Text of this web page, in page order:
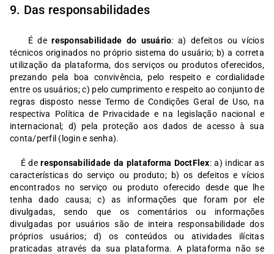
9. Das responsabilidades
É deresponsabilidade do usuário: a) defeitos ou vícios
técnicos originados no próprio sistema do usuário; b) a correta
utilização da plataforma, dos serviços ou produtos oferecidos,
prezando pela boa convivência, pelo respeito e cordialidade
entre os usuários; c) pelo cumprimento e respeito ao conjunto de
regras disposto nesse Termo de Condições Geral de Uso, na
respectiva Política de Privacidade e na legislação nacional e
internacional; d) pela proteção aos dados de acesso à sua
conta/perfil (login e senha).
É deresponsabilidade da plataforma DoctFlex: a) indicar as
características do serviço ou produto; b) os defeitos e vícios
encontrados no serviço ou produto oferecido desde que lhe
tenha dado causa; c) as informações que foram por ele
divulgadas, sendo que os comentários ou informações
divulgadas por usuários são de inteira responsabilidade dos
próprios usuários; d) os conteúdos ou atividades ilícitas
praticadas através da sua plataforma. A plataforma não se